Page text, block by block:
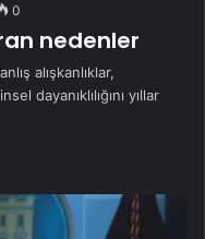
0
nedenler
alışkanlıklar,
dayanıklılığını yıllar